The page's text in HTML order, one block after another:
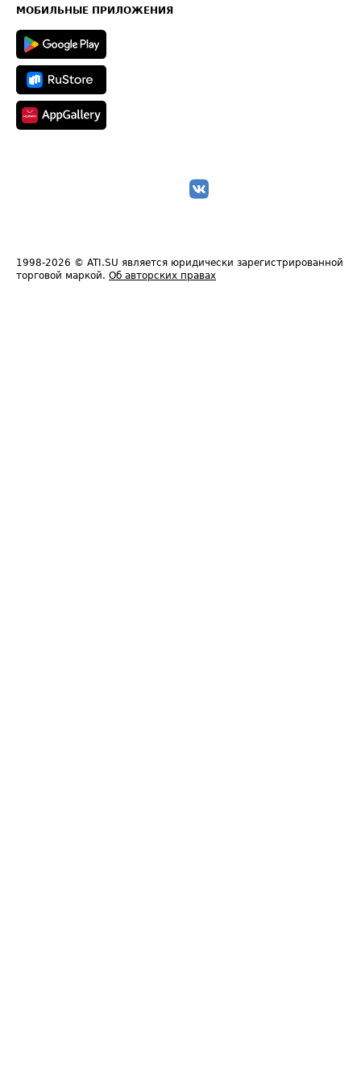
Техническая информация
МОБИЛЬНЫЕ ПРИЛОЖЕНИЯ
1998-2026 © ATI.SU является юридически зарегистрированной
торговой маркой. Об авторских правах